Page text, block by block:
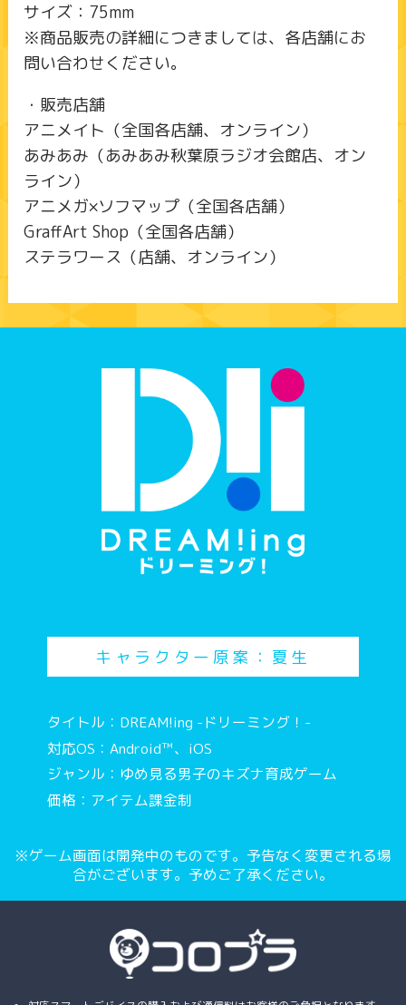
サイズ：75mm
※商品販売の詳細につきましては、各店舗にお
問い合わせください。
・販売店舗
アニメイト（全国各店舗、オンライン）
あみあみ（あみあみ秋葉原ラジオ会館店、オン
ライン）
アニメガ×ソフマップ（全国各店舗）
GraffArt Shop（全国各店舗）
ステラワース（店舗、オンライン）
キャラクター原案：夏生
タイトル：DREAM!ing -ドリーミング！-
対応OS：Android™、iOS
ジャンル：ゆめ見る男子のキズナ育成ゲーム
価格：アイテム課金制
※ゲーム画面は開発中のものです。予告なく変更される場
合がございます。予めご了承ください。